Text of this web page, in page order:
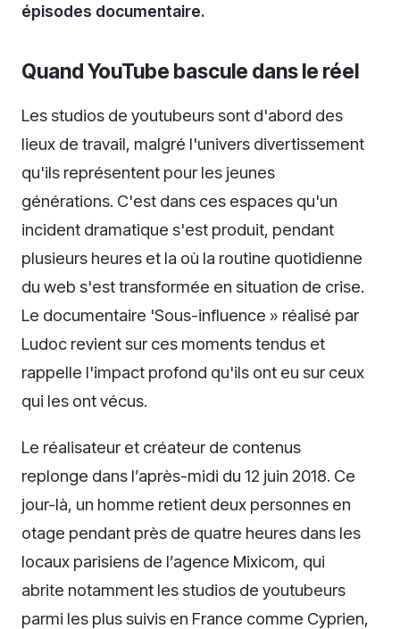
épisodes documentaire.
Quand YouTube bascule dans le réel
Les studios de youtubeurs sont d'abord des
lieux de travail, malgré l'univers divertissement
qu'ils représentent pour les jeunes
générations. C'est dans ces espaces qu'un
incident dramatique s'est produit, pendant
plusieurs heures et la où la routine quotidienne
du web s'est transformée en situation de crise.
Le documentaire 'Sous-influence » réalisé par
Ludoc revient sur ces moments tendus et
rappelle l'impact profond qu'ils ont eu sur ceux
qui les ont vécus.
Le réalisateur et créateur de contenus
replonge dans l’après-midi du 12 juin 2018. Ce
jour-là, un homme retient deux personnes en
otage pendant près de quatre heures dans les
locaux parisiens de l’agence Mixicom, qui
abrite notamment les studios de youtubeurs
parmi les plus suivis en France comme Cyprien,